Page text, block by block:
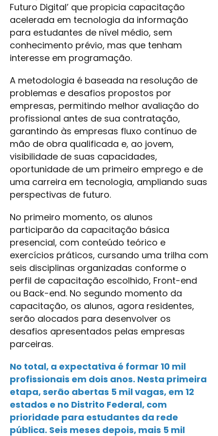
Futuro Digital’ que propicia capacitação
acelerada em tecnologia da informação
para estudantes de nível médio, sem
conhecimento prévio, mas que tenham
interesse em programação.
A metodologia é baseada na resolução de
problemas e desafios propostos por
empresas, permitindo melhor avaliação do
profissional antes de sua contratação,
garantindo às empresas fluxo contínuo de
mão de obra qualificada e, ao jovem,
visibilidade de suas capacidades,
oportunidade de um primeiro emprego e de
uma carreira em tecnologia, ampliando suas
perspectivas de futuro.
No primeiro momento, os alunos
participarão da capacitação básica
presencial, com conteúdo teórico e
exercícios práticos, cursando uma trilha com
seis disciplinas organizadas conforme o
perfil de capacitação escolhido, Front-end
ou Back-end. No segundo momento da
capacitação, os alunos, agora residentes,
serão alocados para desenvolver os
desafios apresentados pelas empresas
parceiras.
No total, a expectativa é formar 10 mil
profissionais em dois anos. Nesta primeira
etapa, serão abertas 5 mil vagas, em 12
estados e no Distrito Federal, com
prioridade para estudantes da rede
pública. Seis meses depois, mais 5 mil